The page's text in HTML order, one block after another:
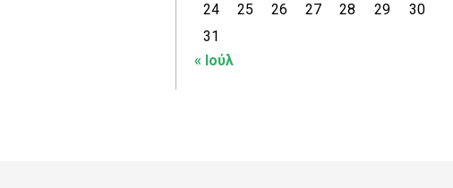
24
25 26 27 28 29
30
31
« Ιούλ